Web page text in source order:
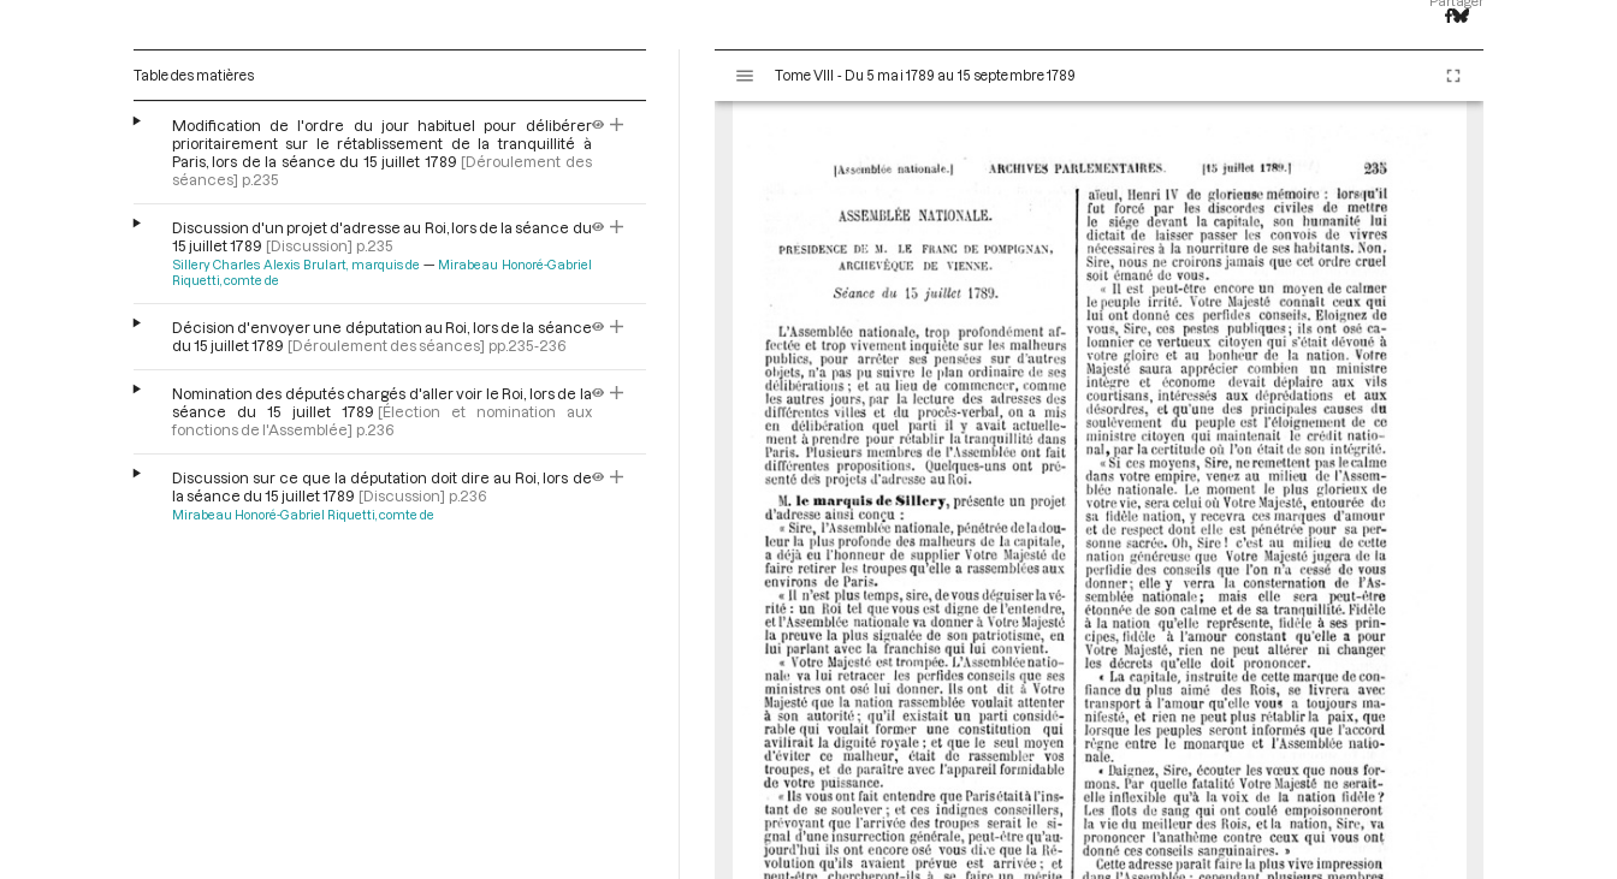
Table des matières
Modification de l'ordre du jour habituel pour délibérer
prioritairement sur le rétablissement de la tranquillité à
Paris, lors de la séance du 15 juillet 1789 [Déroulement des
séances] p.235
Discussion d'un projet d'adresse au Roi, lors de la séance du
15 juillet 1789 [Discussion] p.235
Sillery Charles Alexis Brulart, marquis de
Mirabeau Honoré-Gabriel
Riquetti, comte de
Décision d'envoyer une députation au Roi, lors de la séance
du 15 juillet 1789 [Déroulement des séances] pp.235-236
Nomination des députés chargés d'aller voir le Roi, lors de la
séance du 15 juillet 1789 [Élection et nomination aux
fonctions de l'Assemblée] p.236
Discussion sur ce que la députation doit dire au Roi, lors de
la séance du 15 juillet 1789 [Discussion] p.236
Mirabeau Honoré-Gabriel Riquetti, comte de
s
Tome VIII - Du 5 mai 1789 au 15 septembre 1789